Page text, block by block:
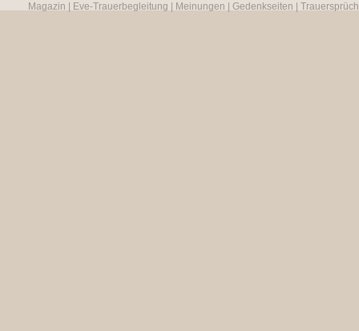
Magazin
Eve-Trauerbegleitung Meinungen Gedenkseiten